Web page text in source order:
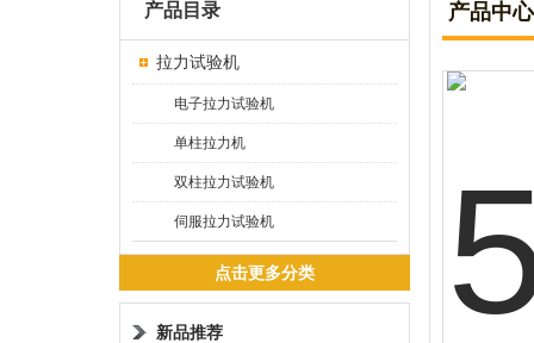
产品目录
拉力试验机
电子拉力试验机
单柱拉力机
双柱拉力试验机
伺服拉力试验机
点击更多分类
新品推荐
产品中心